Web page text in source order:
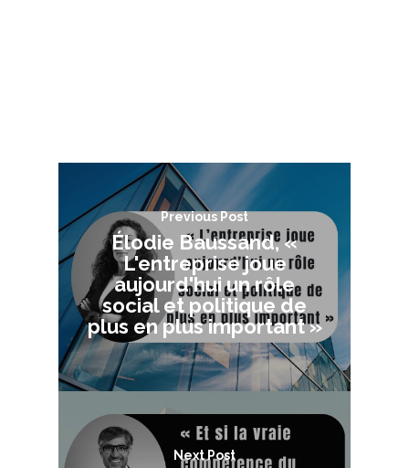
Previous Post
Élodie Baussand, «
L'entreprise joue
aujourd'hui un rôle
social et politique de
plus en plus important »
Next Post